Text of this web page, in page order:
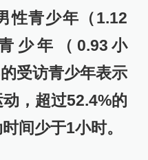
性青少年（1.12
少年（0.93小
受访青少年表示
，超过52.4%的
间少于1小时。